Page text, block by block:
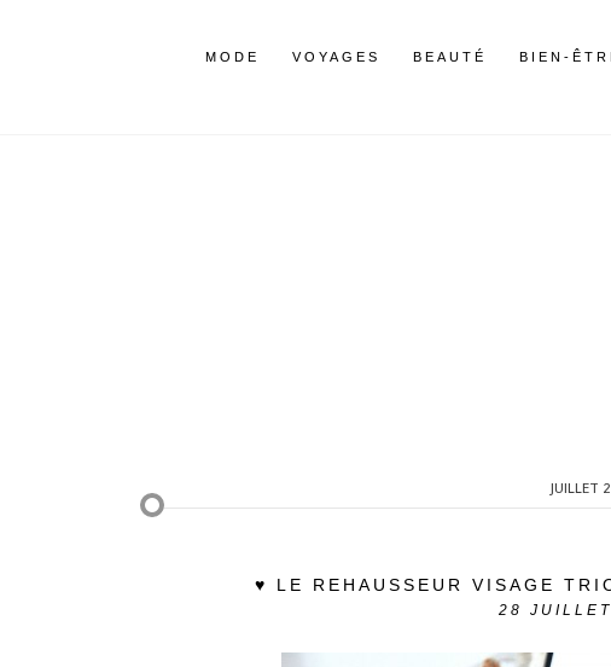
MODE VOYAGES BEAUTÉ BIEN-
JUILLET
♥ LE REHAUSSEUR VISAGE
28